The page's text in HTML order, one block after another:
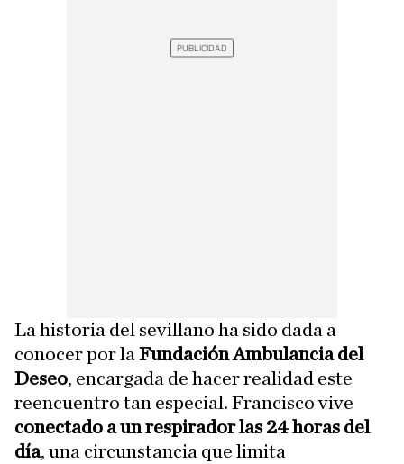
La historia del sevillano ha sido dada a
conocer por la Fundación Ambulancia del
Deseo, encargada de hacer realidad este
reencuentro tan especial. Francisco vive
conectado a un respirador las 24 horas del
día, una circunstancia que limita